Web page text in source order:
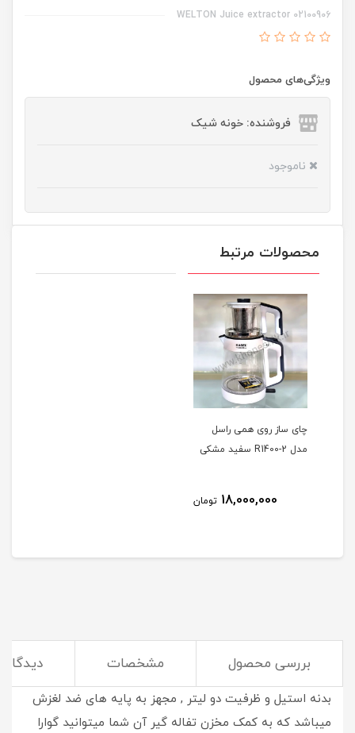
02100906 WELTON Juice extractor
ویژگی‌های محصول
فروشنده: خونه شیک
ناموجود
محصولات مرتبط
چای ساز روی همی راسل
مدل R1400-2 سفید مشکی
18,000,000 تومان
بررسی محصول مشخصات
آبمیوه گیری قدرتمند 1200 وات ولتون مدل WJU107 با جنس
بدنه استیل و ظرفیت دو لیتر , مجهز به پایه های ضد لغزش
میباشد که به کمک مخزن تفاله گیر آن شما میتوانید گوارا